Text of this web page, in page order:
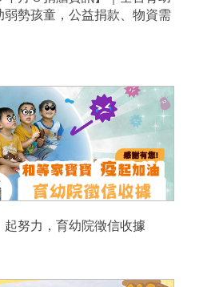
弱勢孩童，公益捐款、物資需
努力，育幼院徵信收據